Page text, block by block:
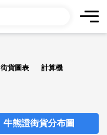
街貨圖表 計算機
牛熊證街貨分布圖